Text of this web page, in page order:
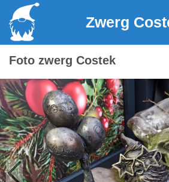
Zwerg
Foto zwerg Costek